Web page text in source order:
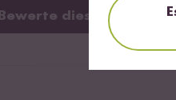
Bewerte dieses Produkt